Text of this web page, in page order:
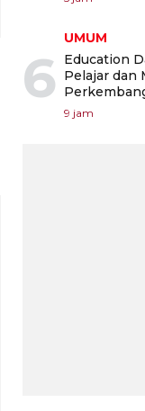
6
UMUM
Education
Pelajar dan
9 jam